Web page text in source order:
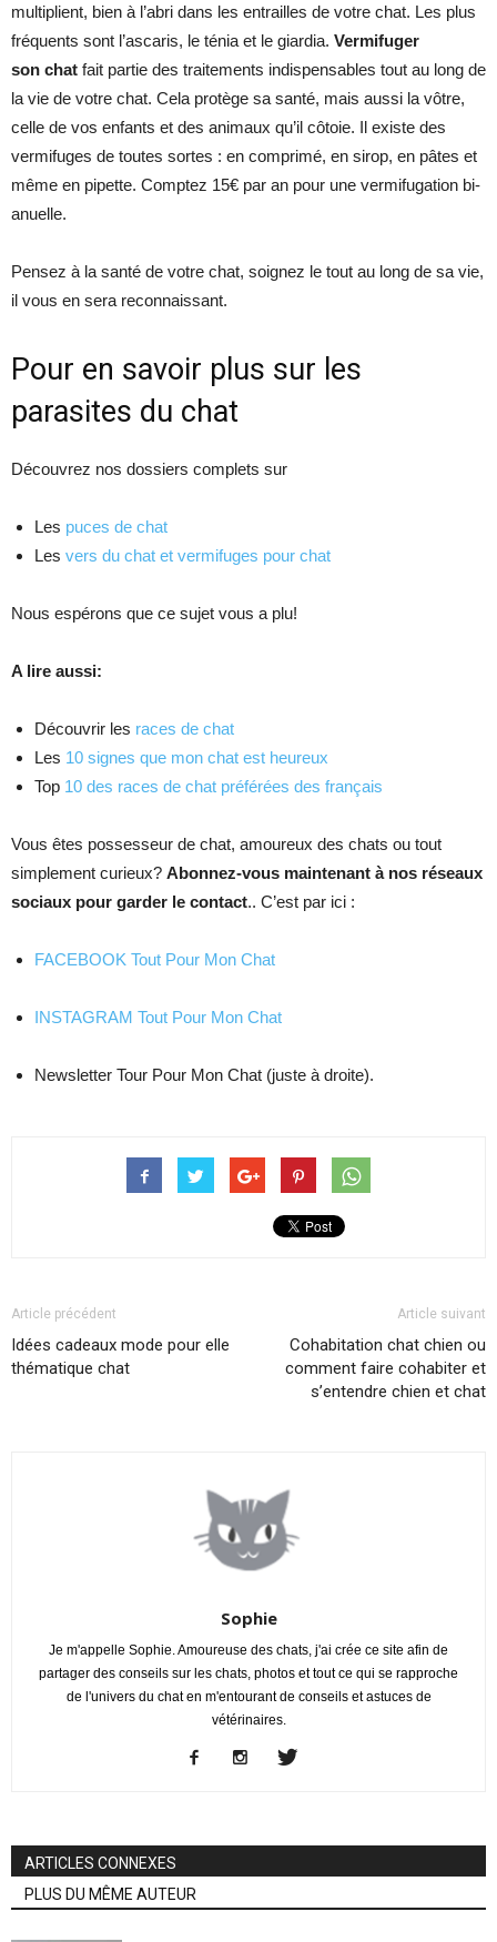
multiplient, bien à l’abri dans les entrailles de votre chat. Les plus
fréquents sont l’ascaris, le ténia et le giardia. Vermifuger
son chat fait partie des traitements indispensables tout au long de
la vie de votre chat. Cela protège sa santé, mais aussi la vôtre,
celle de vos enfants et des animaux qu’il côtoie. Il existe des
vermifuges de toutes sortes : en comprimé, en sirop, en pâtes et
même en pipette. Comptez 15€ par an pour une vermifugation bi-
anuelle.
Pensez à la santé de votre chat, soignez le tout au long de sa vie,
il vous en sera reconnaissant.
Pour en savoir plus sur les
parasites du chat
Découvrez nos dossiers complets sur
Les puces de chat
Les vers du chat et vermifuges pour chat
Nous espérons que ce sujet vous a plu!
A lire aussi:
Découvrir les races de chat
Les 10 signes que mon chat est heureux
Top 10 des races de chat préférées des français
Vous êtes possesseur de chat, amoureux des chats ou tout
simplement curieux? Abonnez-vous maintenant à nos réseaux
sociaux pour garder le contact.. C’est par ici :
FACEBOOK Tout Pour Mon Chat
INSTAGRAM Tout Pour Mon Chat
Newsletter Tour Pour Mon Chat (juste à droite).
Article précédent
Idées cadeaux mode pour elle
thématique chat
Article suivant
Cohabitation chat chien ou
comment faire cohabiter et
s’entendre chien et chat
Sophie
Je m'appelle Sophie. Amoureuse des chats, j'ai crée ce site afin de
partager des conseils sur les chats, photos et tout ce qui se rapproche
de l'univers du chat en m'entourant de conseils et astuces de
vétérinaires.
ARTICLES CONNEXES
PLUS DU MÊME AUTEUR